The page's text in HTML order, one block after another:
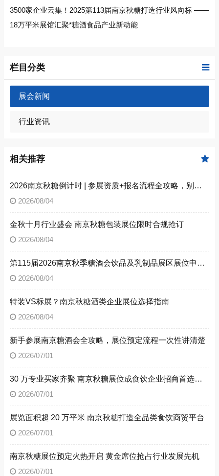
3500家企业云集！2025第113届南京秋糖打造行业风向标 ——
18万平米展馆汇聚*糖酒食品产业新动能
栏目分类
展会新闻
行业资讯
相关推荐
2026南京秋糖倒计时 | 参展资质+报名流程全攻略，别因手续不全错失良机（附材料清单）
2026/08/04
金秋十月行业盛会 南京秋糖包装展位限时合规抢订
2026/08/04
第115届2026南京秋季糖酒会饮品及乳制品展区展位申请技巧
2026/08/04
特装VS标展？南京秋糖酒类企业展位选择指南
2026/08/04
新手参展南京糖酒会全攻略，展位预定流程一次性讲清楚
2026/07/01
30 万专业买家齐聚 南京秋糖展位成食饮企业招商首选阵地
2026/07/01
展览面积超 20 万平米 南京秋糖打造全品类食饮商贸平台
2026/07/01
南京秋糖展位预定火热开启 黄金席位抢占行业发展先机
2026/07/01